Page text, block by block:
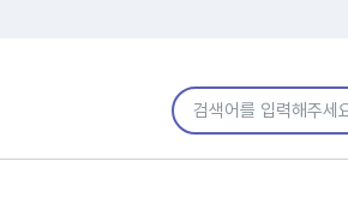
통합검색어 입력